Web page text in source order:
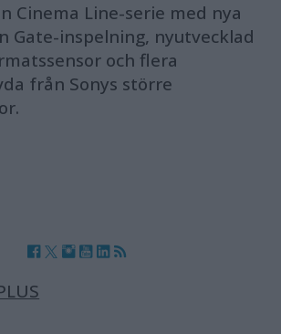
Cinema Line-serie med nya
Gate-inspelning, nyutvecklad
och flera
från Sonys större